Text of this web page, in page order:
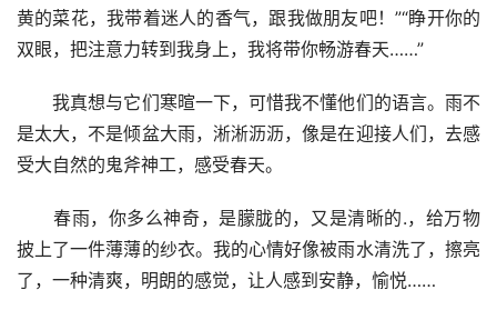
黄的菜花，我带着迷人的香气，跟我做朋友吧！”“睁开你的
双眼，把注意力转到我身上，我将带你畅游春天……”
我真想与它们寒暄一下，可惜我不懂他们的语言。雨不
是太大，不是倾盆大雨，淅淅沥沥，像是在迎接人们，去感
受大自然的鬼斧神工，感受春天。
春雨，你多么神奇，是朦胧的，又是清晰的.，给万物
披上了一件薄薄的纱衣。我的心情好像被雨水清洗了，擦亮
了，一种清爽，明朗的感觉，让人感到安静，愉悦……